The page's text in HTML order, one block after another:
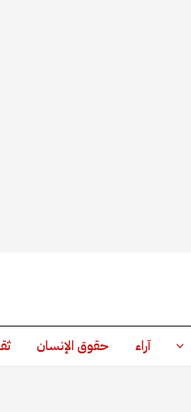
آراء حقوق الإنسان